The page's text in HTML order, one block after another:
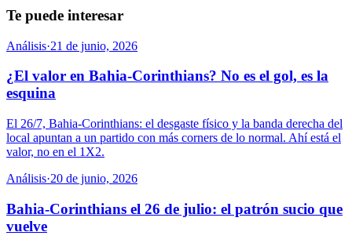
Te puede interesar
Análisis·21 de junio, 2026
¿El valor en Bahia-Corinthians? No es el gol, es la
esquina
El 26/7, Bahia-Corinthians: el desgaste físico y la banda derecha del
local apuntan a un partido con más corners de lo normal. Ahí está el
valor, no en el 1X2.
Análisis·20 de junio, 2026
Bahia-Corinthians el 26 de julio: el patrón sucio que
vuelve